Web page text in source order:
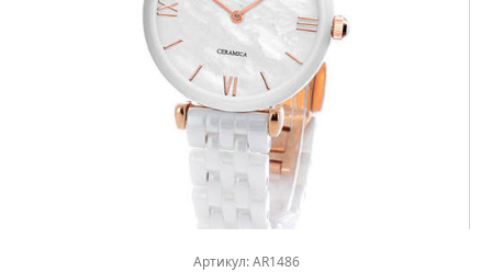
Артикул: AR1486